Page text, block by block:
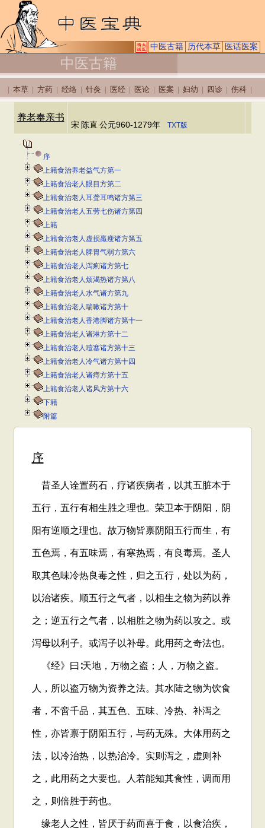
中医古籍 历代本草 医话医案
中医古籍
本草 方药 经络 针灸 医经 医论 医案 妇幼 四诊 伤科
养老奉亲书
宋 陈直 公元960-1279年 TXT版
序
上籍食治养老益气方第一
上籍食治老人眼目方第二
上籍食治老人耳聋耳鸣诸方第三
上籍食治老人五劳七伤诸方第四
上籍
上籍食治老人虚损羸瘦诸方第五
上籍食治老人脾胃气弱方第六
上籍食治老人泻痢诸方第七
上籍食治老人烦渴热诸方第八
上籍食治老人水气诸方第九
上籍食治老人喘嗽诸方第十
上籍食治老人香港脚诸方第十一
上籍食治老人诸淋方第十二
上籍食治老人噎塞诸方第十三
上籍食治老人冷气诸方第十四
上籍食治老人诸痔方第十五
上籍食治老人诸风方第十六
下籍
附篇